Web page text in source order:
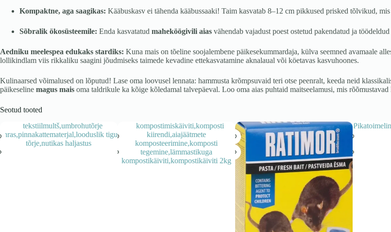
Kompaktne, aga saagikas: Kääbuskasv ei tähenda kääbussaaki! Taim kasvatab 8–12 cm pikkused prisked tõlvikud,
Sõbralik ökosüsteemile: Enda kasvatatud maheköögivili aias vähendab vajadust poest ostetud pakendatud ja
Aedniku meelespea edukaks stardiks: Kuna mais on tõeline soojalembene päikesekummardaja, külva seemned avamaale
lollikindlam viis rikkaliku saagini jõudmiseks taimede kevadine ettekasvatamine aknalaual või köetavas kasvuhoones.
Kulinaarsed võimalused on lõputud! Lase oma loovusel lennata: hammusta krõmpsuvaid teri otse peenralt, keeda neid
päikeseline magus mais oma taldrikule ka kõige kõledamal talvepäeval. Loo oma aias puhtaid maitseelamusi, mis rõõmustavad
Seotud tooted